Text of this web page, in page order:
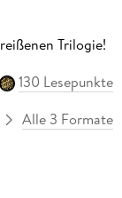
Trilogie!
130 Lesepunkte
Alle 3 Formate